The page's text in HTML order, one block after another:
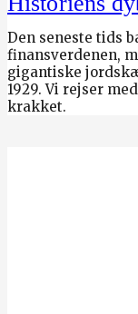
Den seneste tids
finansverdenen,
gigantiske
1929. Vi rejser
krakket.